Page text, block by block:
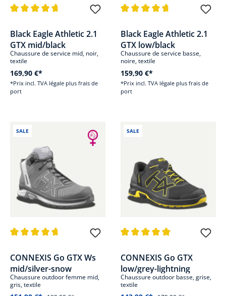
Black Eagle Athletic 2.1
GTX mid/black
Chaussure de service mid, noir,
textile
169,90 €*
*Prix incl. TVA légale plus frais de
port
Black Eagle Athletic 2.1
GTX low/black
Chaussure de service basse,
noire, textile
159,90 €*
*Prix incl. TVA légale plus frais de
port
SALE
CONNEXIS Go GTX Ws
mid/silver-snow
Chaussure outdoor femme mid,
gris, textile
SALE
CONNEXIS Go GTX
low/grey-lightning
Chaussure outdoor basse, grise,
textile